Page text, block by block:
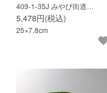
409-1-35J みやび街道…
5,478円(税込)
25×7.8cm